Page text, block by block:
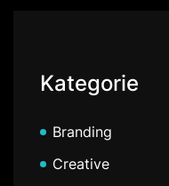
Kategorie
Branding
Creative